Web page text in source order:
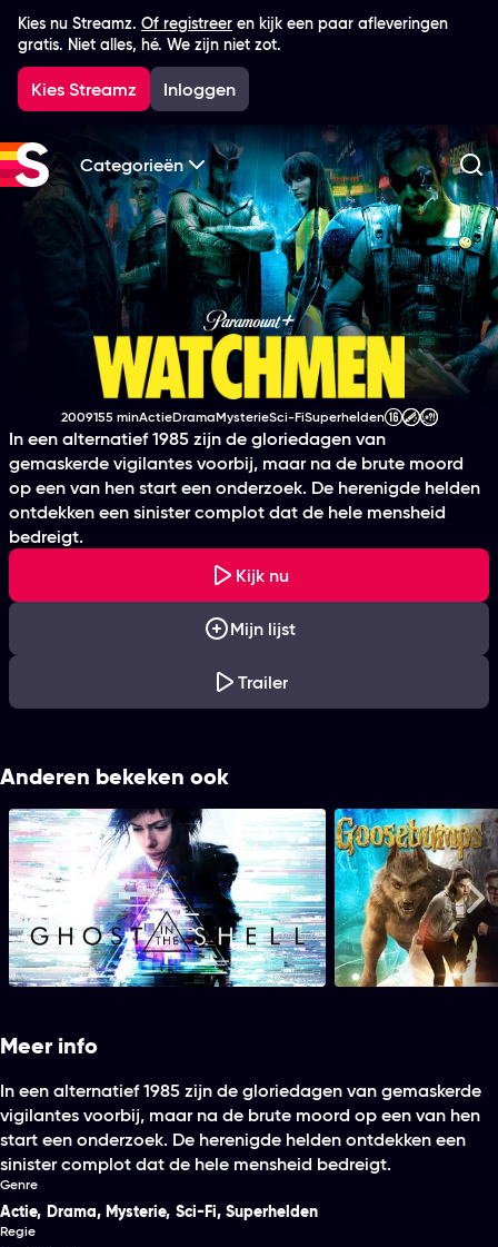
Kies nu Streamz. Of registreer en kijk een paar afleveringen
gratis. Niet alles, hé. We zijn niet zot.
Kies Streamz Inloggen
Categorieën
Watchmen
Productiejaar
2009 Tijdsduur
155 min Genre
Actie Genre
Drama Genre
MysterieGenreSci-Fi
Genre Superhelden
Leeftijdsclassificatie
In een alternatief 1985 zijn de gloriedagen van
gemaskerde vigilantes voorbij, maar na de brute moord
op een van hen start een onderzoek. De herenigde helden
ontdekken een sinister complot dat de hele mensheid
bedreigt.
Kijk nu
Mijn lijst
Trailer
Anderen bekeken ook
Ghost in the Shell
Meer info
In een alternatief 1985 zijn de gloriedagen van gemaskerde
vigilantes voorbij, maar na de brute moord op een van hen
start een onderzoek. De herenigde helden ontdekken een
sinister complot dat de hele mensheid bedreigt.
Genre
Actie, Drama, Mysterie, Sci-Fi, Superhelden
Regie